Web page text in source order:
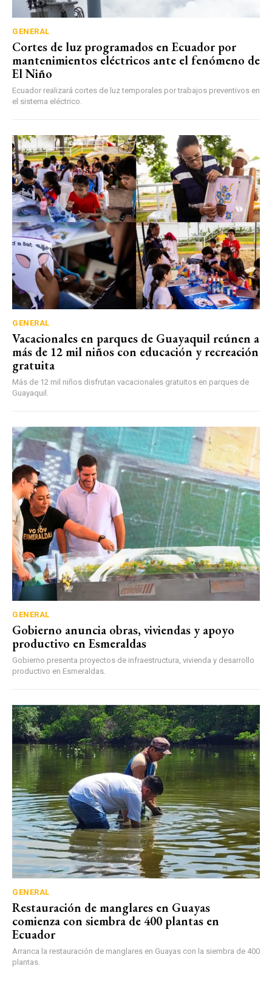
GENERAL
Cortes de luz programados en Ecuador por
mantenimientos eléctricos ante el fenómeno de
El Niño
Ecuador realizará cortes de luz temporales por trabajos preventivos en
el sistema eléctrico.
GENERAL
Vacacionales en parques de Guayaquil reúnen a
más de 12 mil niños con educación y recreación
gratuita
Más de 12 mil niños disfrutan vacacionales gratuitos en parques de
Guayaquil.
GENERAL
Gobierno anuncia obras, viviendas y apoyo
productivo en Esmeraldas
Gobierno presenta proyectos de infraestructura, vivienda y desarrollo
productivo en Esmeraldas.
GENERAL
Restauración de manglares en Guayas
comienza con siembra de 400 plantas en
Ecuador
Arranca la restauración de manglares en Guayas con la siembra de 400
plantas.